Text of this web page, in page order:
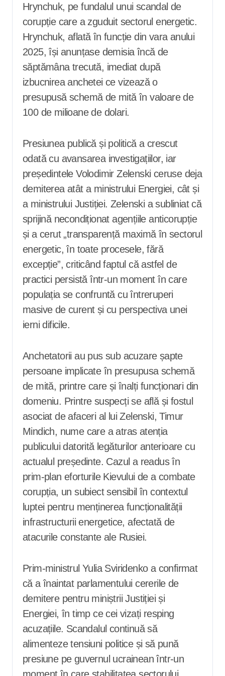
Hrynchuk, pe fundalul unui scandal de
corupție care a zguduit sectorul energetic.
Hrynchuk, aflată în funcție din vara anului
2025, își anunțase demisia încă de
săptămâna trecută, imediat după
izbucnirea anchetei ce vizează o
presupusă schemă de mită în valoare de
100 de milioane de dolari.
Presiunea publică și politică a crescut
odată cu avansarea investigațiilor, iar
președintele Volodimir Zelenski ceruse deja
demiterea atât a ministrului Energiei, cât și
a ministrului Justiției. Zelenski a subliniat că
sprijină necondiționat agențiile anticorupție
și a cerut „transparență maximă în sectorul
energetic, în toate procesele, fără
excepție”, criticând faptul că astfel de
practici persistă într-un moment în care
populația se confruntă cu întreruperi
masive de curent și cu perspectiva unei
ierni dificile.
Anchetatorii au pus sub acuzare șapte
persoane implicate în presupusa schemă
de mită, printre care și înalți funcționari din
domeniu. Printre suspecți se află și fostul
asociat de afaceri al lui Zelenski, Timur
Mindich, nume care a atras atenția
publicului datorită legăturilor anterioare cu
actualul președinte. Cazul a readus în
prim-plan eforturile Kievului de a combate
corupția, un subiect sensibil în contextul
luptei pentru menținerea funcționalității
infrastructurii energetice, afectată de
atacurile constante ale Rusiei.
Prim-ministrul Yulia Sviridenko a confirmat
că a înaintat parlamentului cererile de
demitere pentru miniștrii Justiției și
Energiei, în timp ce cei vizați resping
acuzațiile. Scandalul continuă să
alimenteze tensiuni politice și să pună
presiune pe guvernul ucrainean într-un